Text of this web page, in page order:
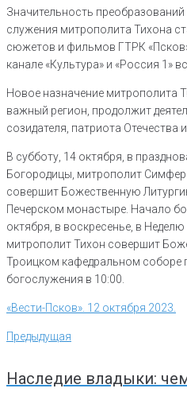
Значительность
служения митрополита Тихона
сюжетов и фильмов ГТРК
канале «Культура» и «Россия 1»
Новое назначение митрополита
важный регион, продолжит
созидателя, патриота Отечества
В субботу, 14 октября, в
Богородицы, митрополит
совершит Божественную
Печерском монастыре. Начало
октября, в воскресенье, в
митрополит Тихон совершит
Троицком кафедральном соборе
богослужения в 10:00.
«Вести-Псков». 12 октября 2023.
Навигация
по
Предыдущая
Предыдущая
Наследие владыки: